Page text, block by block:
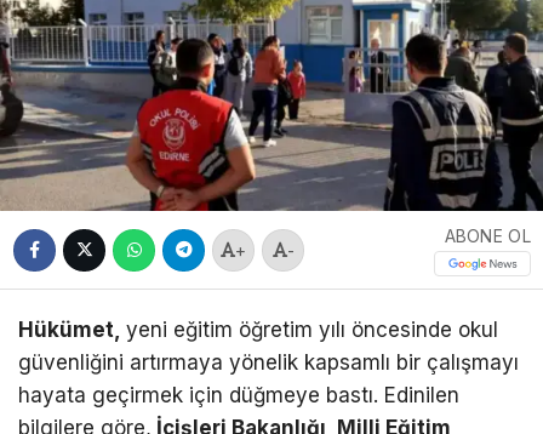
+ -
ABONE OL
Hükümet, yeni eğitim öğretim yılı öncesinde okul
güvenliğini artırmaya yönelik kapsamlı bir çalışmayı
hayata geçirmek için düğmeye bastı. Edinilen
bilgilere göre, İçişleri Bakanlığı, Milli Eğitim